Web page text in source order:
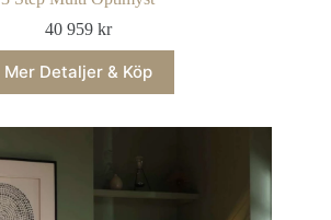
40 959 kr
Mer Detaljer & Köp